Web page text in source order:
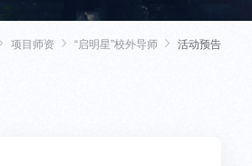
项目师资 “启明星”校外导师 活动预告